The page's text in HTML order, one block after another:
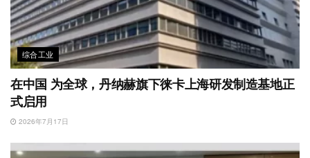
综合工业
在中国 为全球，丹纳赫旗下徕卡上海研发制造基地正
式启用
2026年7月17日